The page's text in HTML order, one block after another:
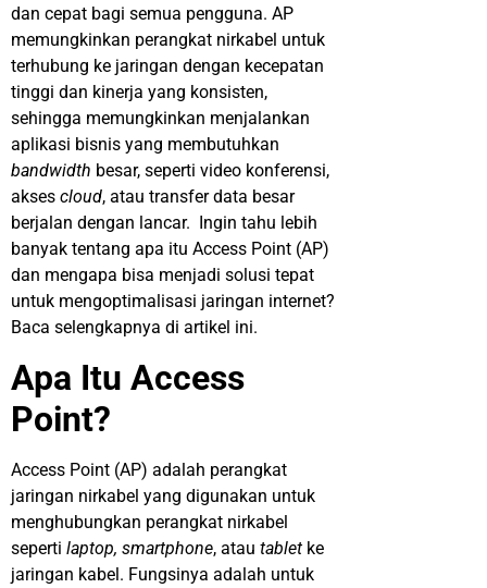
dan cepat bagi semua pengguna. AP
memungkinkan perangkat nirkabel untuk
terhubung ke jaringan dengan kecepatan
tinggi dan kinerja yang konsisten,
sehingga memungkinkan menjalankan
aplikasi bisnis yang membutuhkan
bandwidth besar, seperti video konferensi,
akses cloud, atau transfer data besar
berjalan dengan lancar. Ingin tahu lebih
banyak tentang apa itu Access Point (AP)
dan mengapa bisa menjadi solusi tepat
untuk mengoptimalisasi jaringan internet?
Baca selengkapnya di artikel ini.
Apa Itu Access
Point?
Access Point (AP) adalah perangkat
jaringan nirkabel yang digunakan untuk
menghubungkan perangkat nirkabel
seperti laptop, smartphone, atau tablet ke
jaringan kabel. Fungsinya adalah untuk